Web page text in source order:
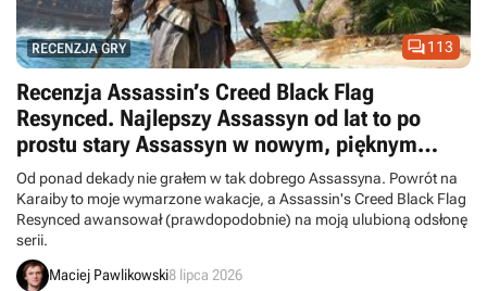
113
RECENZJA GRY
Recenzja Assassin’s Creed Black Flag
Resynced. Najlepszy Assassyn od lat to po
prostu stary Assassyn w nowym, pięknym
wydaniu
Od ponad dekady nie grałem w tak dobrego Assassyna. Powrót na
Karaiby to moje wymarzone wakacje, a Assassin's Creed Black Flag
Resynced awansował (prawdopodobnie) na moją ulubioną odsłonę
serii.
Maciej Pawlikowski8 lipca 2026